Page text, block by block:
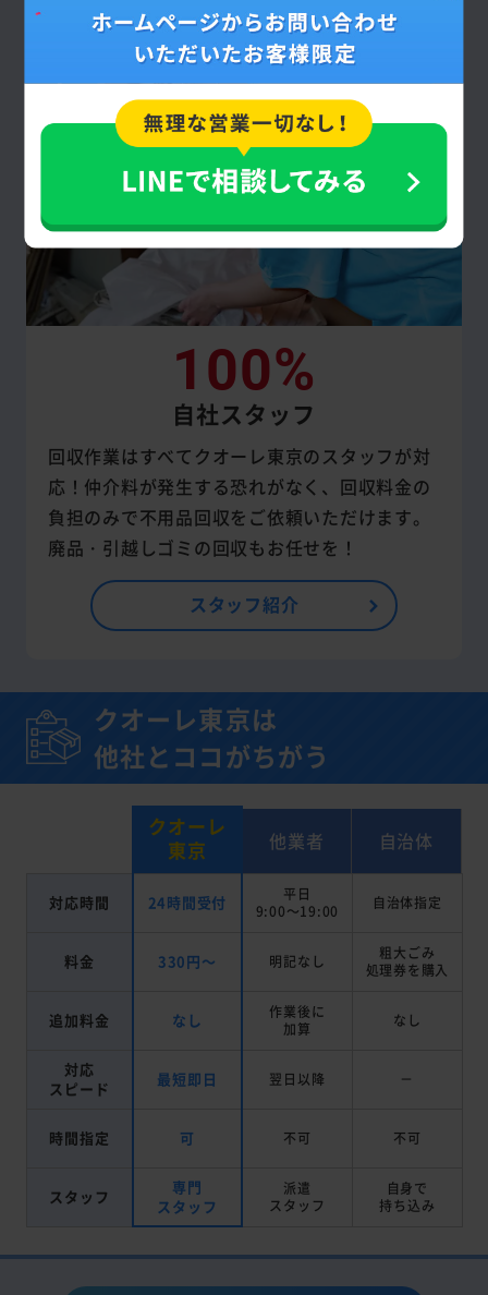
提示した見積額通りです。
100%
自社スタッフ
回収作業はすべてクオーレ東京のスタッフが対
応！仲介料が発生する恐れがなく、回収料金の
負担のみで不用品回収をご依頼いただけます。
廃品・引越しゴミの回収もお任せを！
スタッフ紹介
クオーレ東京は
他社とココがちがう
クオーレ
東京
他業者 自治体
対応時間 24時間受付
平日
9:00～19:00
自治体指定
料金 330円～ 明記なし
粗大ごみ
処理券を 購入
追加料金 なし
作業後に
加算
なし
対応
スピード
最短即日 翌日以降 －
時間指定 可 不可 不可
スタッフ
専門
スタッフ
派遣
スタッフ
自身で
持ち込み